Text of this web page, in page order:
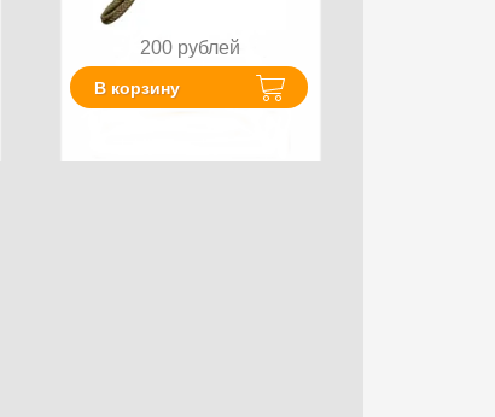
200 рублей
В корзину